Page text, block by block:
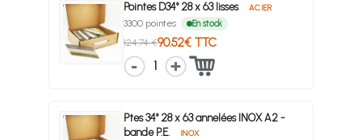
Pointes D34° 28 x 63 lisses ACIER
3300 pointes En stock
124.74 €90.52€ TTC
1
Ptes 34° 28 x 63 annelées INOX A2 -
bande P.E.
INOX